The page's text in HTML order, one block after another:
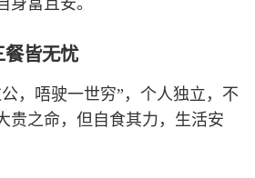
餐皆无忧
，唔驶一世穷”，个人独立，不
贵之命，但自食其力，生活安